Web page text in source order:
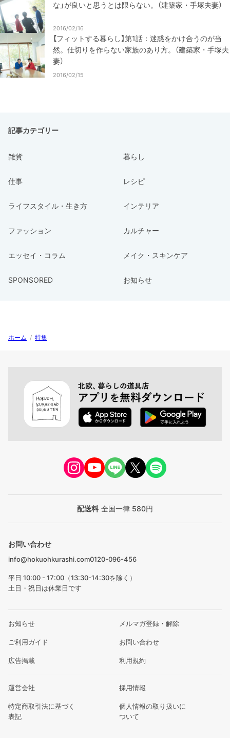
な」が良いと思うとは限らない。（建築家・手塚夫妻）
2016/02/16
【フィットする暮らし】第1話：迷惑をかけ合うのが当
然。仕切りを作らない家族のあり方。（建築家・手塚夫
妻）
2016/02/15
記事カテゴリー
雑貨 暮らし
仕事 レシピ
ライフスタイル・生き方 インテリア
ファッション カルチャー
エッセイ・コラム メイク・スキンケア
SPONSORED お知らせ
ホーム / 特集
配送料 全国一律 580円
お問い合わせ
info@hokuohkurashi.com0120-096-456
平日 10:00 - 17:00（13:30-14:30を除く）
土日・祝日は休業日です
お知らせ メルマガ登録・解除
ご利用ガイド お問い合わせ
広告掲載 利用規約
運営会社 採用情報
特定商取引法に基づく
表記
個人情報の取り扱いに
ついて